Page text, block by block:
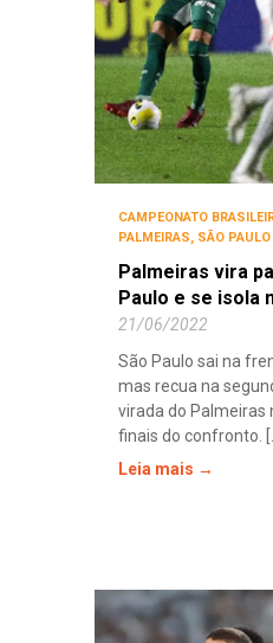
CAMPEONATO
PALMEIRAS, SÃO PAULO
Palmeiras vira
Paulo e se isola
21/06/2022
São Paulo sai na
mas recua na
virada do Palmeiras
finais do confronto.
Leia mais →